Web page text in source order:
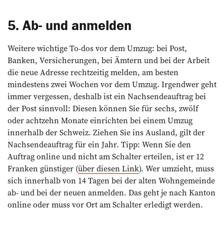
5. Ab- und anmelden
Weitere wichtige To-dos vor dem Umzug: bei Post,
Banken, Versicherungen, bei Ämtern und bei der Arbeit
die neue Adresse rechtzeitig melden, am besten
mindestens zwei Wochen vor dem Umzug. Irgendwer geht
immer vergessen, deshalb ist ein Nachsendeauftrag bei
der Post sinnvoll: Diesen können Sie für sechs, zwölf
oder achtzehn Monate einrichten bei einem Umzug
innerhalb der Schweiz. Ziehen Sie ins Ausland, gilt der
Nachsendeauftrag für ein Jahr. Tipp: Wenn Sie den
Auftrag online und nicht am Schalter erteilen, ist er 12
Franken günstiger (über diesen Link). Wer umzieht, muss
sich innerhalb von 14 Tagen bei der alten Wohngemeinde
ab- und bei der neuen anmelden. Das geht je nach Kanton
online oder muss vor Ort am Schalter erledigt werden.